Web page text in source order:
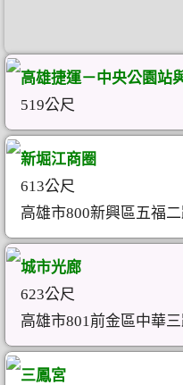
高雄捷運－中央公園站
519公尺
新堀江商圈
613公尺
高雄市800新興區五福
城市光廊
623公尺
高雄市801前金區中華
三鳳宮